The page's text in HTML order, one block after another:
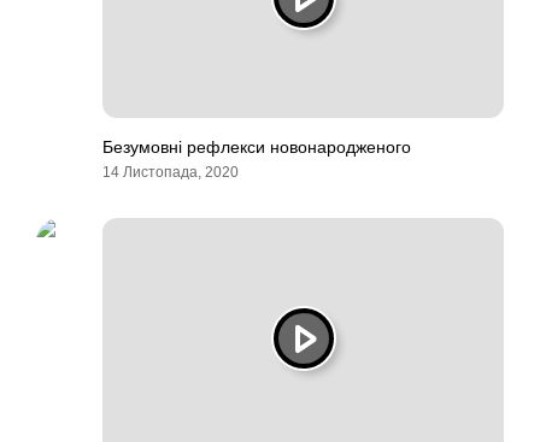
Безумовні рефлекси новонародженого
14 Листопада, 2020